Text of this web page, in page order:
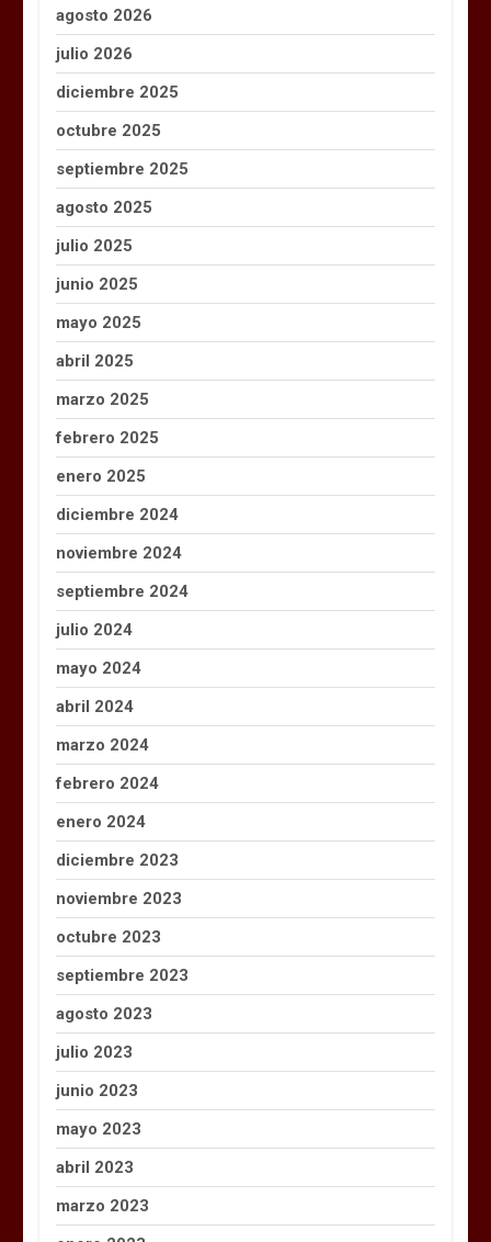
agosto 2026
julio 2026
diciembre 2025
octubre 2025
septiembre 2025
agosto 2025
julio 2025
junio 2025
mayo 2025
abril 2025
marzo 2025
febrero 2025
enero 2025
diciembre 2024
noviembre 2024
septiembre 2024
julio 2024
mayo 2024
abril 2024
marzo 2024
febrero 2024
enero 2024
diciembre 2023
noviembre 2023
octubre 2023
septiembre 2023
agosto 2023
julio 2023
junio 2023
mayo 2023
abril 2023
marzo 2023